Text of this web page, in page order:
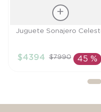
Talla
AÑADIR AL
Juguete Sonajero
$4394 $7990 45 %